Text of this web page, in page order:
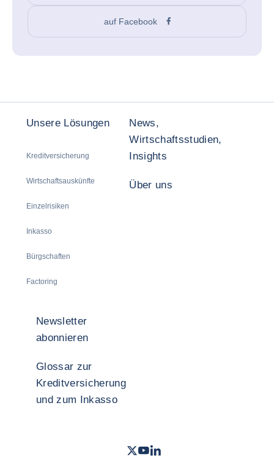
auf Facebook
Unsere Lösungen
Kreditversicherung
Wirtschaftsauskünfte
Einzelrisiken
Inkasso
Bürgschaften
Factoring
News,
Wirtschaftsstudien,
Insights
Über uns
Newsletter
abonnieren
Glossar zur
Kreditversicherung
und zum Inkasso
Twitter- Coface
Youtube Coface Deutschland
LinkedIn